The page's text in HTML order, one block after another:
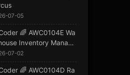
07-05
🌈 AWC0104E Wa
Inventory Manage
07-02
🌈 AWC0104D Ra